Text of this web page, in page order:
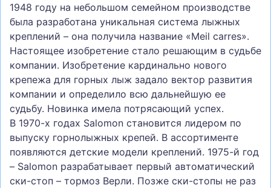
1948 году на небольшом семейном производстве
была разработана уникальная система лыжных
креплений – она получила название «Meil carres».
Настоящее изобретение стало решающим в судьбе
компании. Изобретение кардинально нового
крепежа для горных лыж задало вектор развития
компании и определило всю дальнейшую ее
судьбу. Новинка имела потрясающий успех.
В 1970-х годах Salomon становится лидером по
выпуску горнолыжных крепей. В ассортименте
появляются детские модели креплений. 1975-й год
– Salomon разрабатывает первый автоматический
ски-стоп – тормоз Верли. Позже ски-стопы не раз